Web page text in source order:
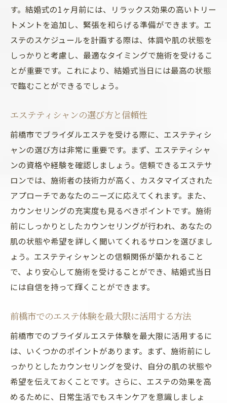
前橋市のエステで自信と輝きを手に入れるブラ
イダルケア
エステがもたらす心身のリフレッシュ効果
結婚式準備中のストレス解消法としてのエ
ステ
エステで得た自信が結婚式に与える影響
前橋市のエステサロンで体験する特別なケ
エステで得た自信と輝きを維持するための
アフターケア
結婚式当日に向けて前橋市のエステで最高の準
備を
結婚式までの日程とエステのスケジュール
管理
エステで整えた肌を最大限に活かすメイク
アップ
結婚式当日の最後の仕上げとしてのエステ
ト
結婚式当日の自信と輝きを保つためのアド
バイス
す。結婚式の1ヶ月前には、リラックス効果の高いトリー
トメントを追加し、緊張を和らげる準備ができます。エ
ステのスケジュールを計画する際は、体調や肌の状態を
しっかりと考慮し、最適なタイミングで施術を受けるこ
とが重要です。これにより、結婚式当日には最高の状態
で臨むことができるでしょう。
エステティシャンの選び方と信頼性
前橋市でブライダルエステを受ける際に、エステティシ
ャンの選び方は非常に重要です。まず、エステティシャ
ンの資格や経験を確認しましょう。信頼できるエステサ
ロンでは、施術者の技術力が高く、カスタマイズされた
アプローチであなたのニーズに応えてくれます。また、
カウンセリングの充実度も見るべきポイントです。施術
前にしっかりとしたカウンセリングが行われ、あなたの
肌の状態や希望を詳しく聞いてくれるサロンを選びまし
ょう。エステティシャンとの信頼関係が築かれること
で、より安心して施術を受けることができ、結婚式当日
には自信を持って輝くことができます。
前橋市でのエステ体験を最大限に活用する方法
前橋市でのブライダルエステ体験を最大限に活用するに
は、いくつかのポイントがあります。まず、施術前にし
っかりとしたカウンセリングを受け、自分の肌の状態や
希望を伝えておくことです。さらに、エステの効果を高
めるために、日常生活でもスキンケアを意識しましょ